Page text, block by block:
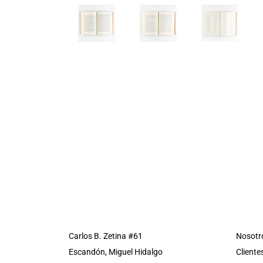
Carlos B. Zetina #61
Escandón, Miguel Hidalgo